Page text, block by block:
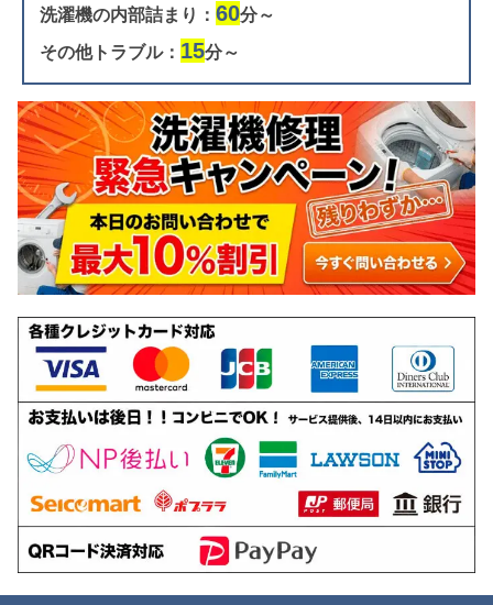
洗濯機の内部詰まり： 60分～
その他トラブル： 15分～